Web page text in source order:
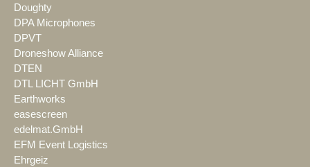
Doughty
DPA Microphones
DPVT
Droneshow Alliance
DTEN
DTL LICHT GmbH
Earthworks
easescreen
edelmat.GmbH
EFM Event Logistics
Ehrgeiz